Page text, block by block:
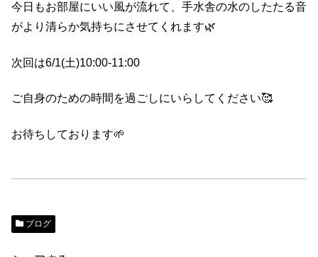
今日もお部屋にいい風が流れて、手水舎の水のしたたる音
がより清らか気持ちにさせてくれます🌿
次回は6/1(土)10:00-11:00
ご自身のための時間を過ごしにいらしてください🥰
お待ちしております🌱
ブログ